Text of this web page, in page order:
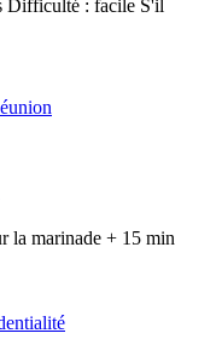
Difficulté : facile S'il
la marinade + 15 min